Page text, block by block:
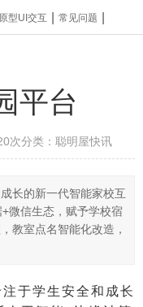
原型UI交互 常见问题
平台
次分类：聪明屋快讯
长的新一代智能家校互
微信生态，赋予学校宿
教室点名智能化改造，
于学生安全和成长